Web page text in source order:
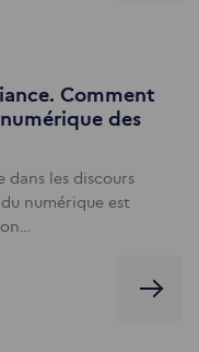
Comment
des
dans les discours
numérique est